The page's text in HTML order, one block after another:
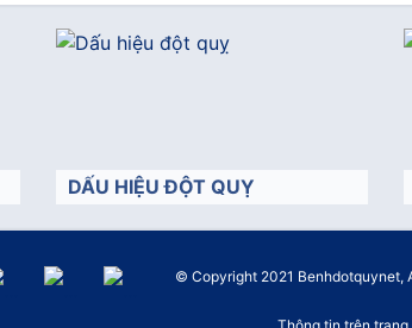
DẤU HIỆU ĐỘT QUỴ
© Copyright 2021 Benhdotquynet,